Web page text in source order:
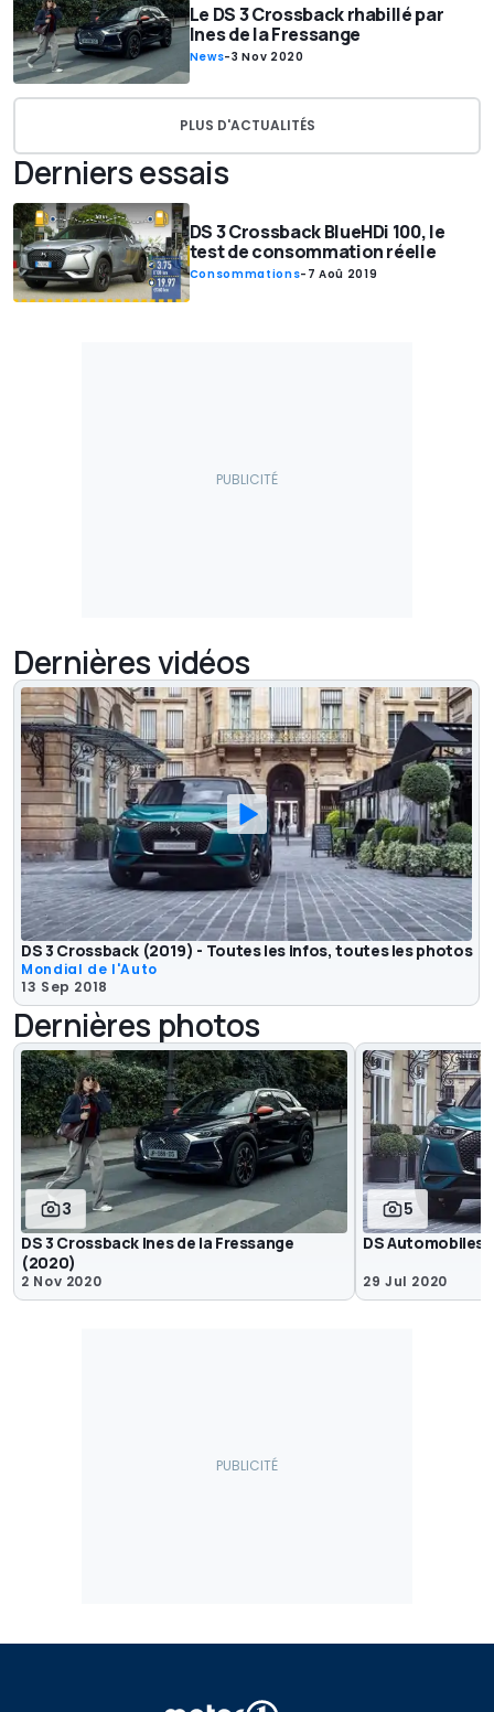
Le DS 3 Crossback rhabillé par
Ines de la Fressange
News-3 Nov 2020
PLUS D'ACTUALITÉS
Derniers essais
DS 3 Crossback BlueHDi 100, le
test de consommation réelle
Consommations- 7 Aoû 2019
Dernières vidéos
DS 3 Crossback (2019) - Toutes les infos, toutes les photos
Mondial de l'Auto
13 Sep 2018
Dernières photos
3
DS 3 Crossback Ines de la Fressange
(2020)
2 Nov 2020
5
DS Automobiles
29 Jul 2020